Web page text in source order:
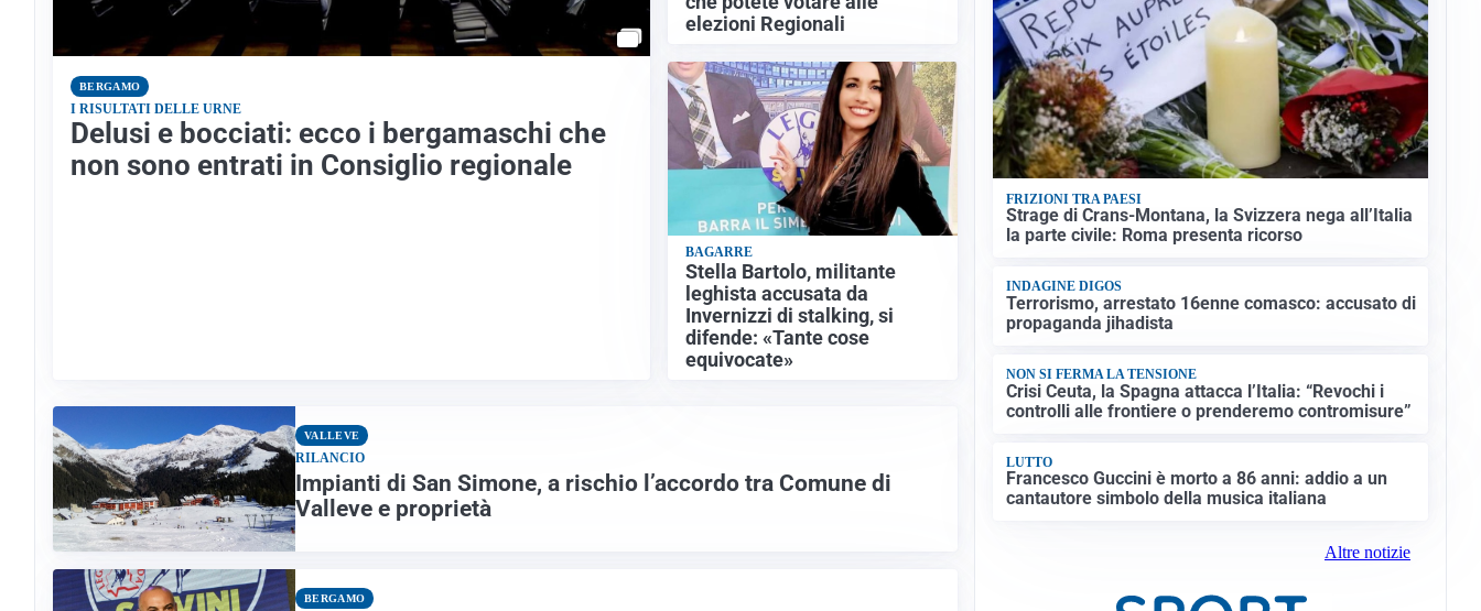
BERGAMO
I RISULTATI DELLE URNE
Delusi e bocciati: ecco i bergamaschi che
non sono entrati in Consiglio regionale
elezioni Regionali
BAGARRE
Stella Bartolo, militante
leghista accusata da
Invernizzi di stalking, si
difende: «Tante cose
equivocate»
VALLEVE
RILANCIO
Impianti di San Simone, a rischio l’accordo tra Comune di
Valleve e proprietà
BERGAMO
FRIZIONI TRA PAESI
Strage di Crans-Montana, la Svizzera nega all’Italia
la parte civile: Roma presenta ricorso
INDAGINE DIGOS
Terrorismo, arrestato 16enne comasco: accusato di
propaganda jihadista
NON SI FERMA LA TENSIONE
Crisi Ceuta, la Spagna attacca l’Italia: “Revochi i
controlli alle frontiere o prenderemo contromisure”
LUTTO
Francesco Guccini è morto a 86 anni: addio a un
cantautore simbolo della musica italiana
Altre notizie